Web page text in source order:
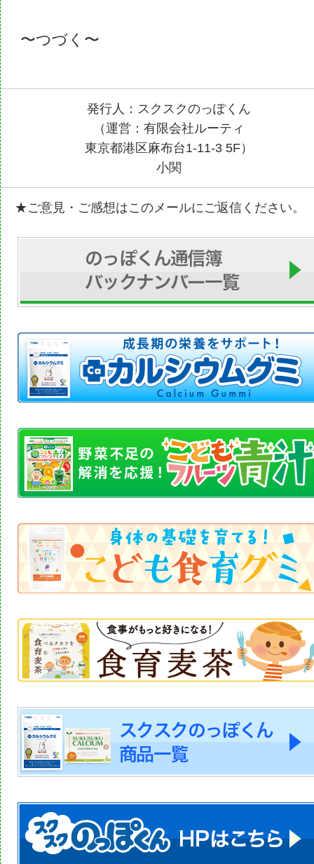
〜つづく〜
発行人：スクスクのっぽくん
（運営：有限会社ルーティ
東京都港区麻布台1-11-3 5F）
小関
★ご意見・ご感想はこのメールにご返信ください。